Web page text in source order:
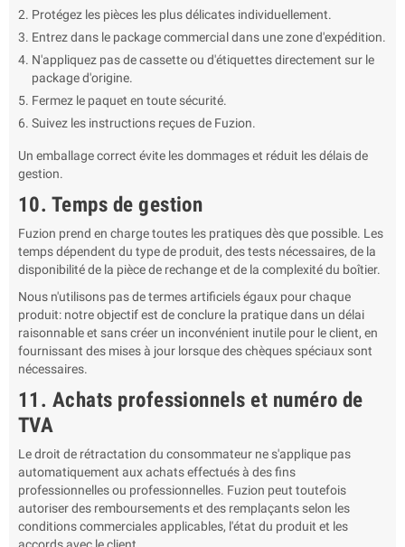
Protégez les pièces les plus délicates individuellement.
Entrez dans le package commercial dans une zone d'expédition.
N'appliquez pas de cassette ou d'étiquettes directement sur le
package d'origine.
Fermez le paquet en toute sécurité.
Suivez les instructions reçues de Fuzion.
Un emballage correct évite les dommages et réduit les délais de
gestion.
10. Temps de gestion
Fuzion prend en charge toutes les pratiques dès que possible. Les
temps dépendent du type de produit, des tests nécessaires, de la
disponibilité de la pièce de rechange et de la complexité du boîtier.
Nous n'utilisons pas de termes artificiels égaux pour chaque
produit: notre objectif est de conclure la pratique dans un délai
raisonnable et sans créer un inconvénient inutile pour le client, en
fournissant des mises à jour lorsque des chèques spéciaux sont
nécessaires.
11. Achats professionnels et numéro de
TVA
Le droit de rétractation du consommateur ne s'applique pas
automatiquement aux achats effectués à des fins
professionnelles ou professionnelles. Fuzion peut toutefois
autoriser des remboursements et des remplaçants selon les
conditions commerciales applicables, l'état du produit et les